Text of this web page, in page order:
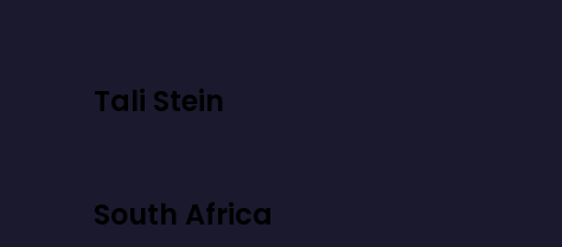
Tali Stein
South Africa